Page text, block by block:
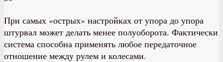
При самых «острых» настройках от упора до упора
штурвал может делать менее полуоборота. Фактически
система способна применять любое передаточное
отношение между рулем и колесами.